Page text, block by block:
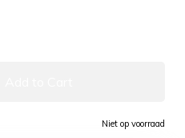
Niet op voorraad